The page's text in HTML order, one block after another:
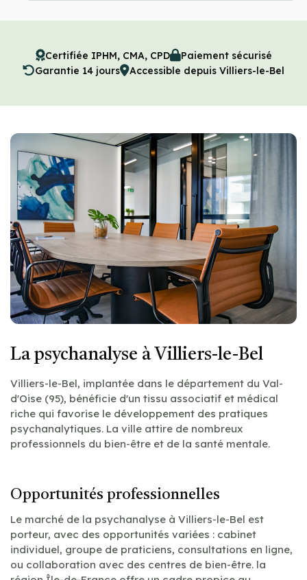
Certifiée IPHM, CMA, CPD
Paiement sécurisé
Garantie 14 jours
Accessible depuis Villiers-le-Bel
La psychanalyse à Villiers-le-Bel
Villiers-le-Bel, implantée dans le département du Val-
d'Oise (95), bénéficie d'un tissu associatif et médical
riche qui favorise le développement des pratiques
psychanalytiques. La ville attire de nombreux
professionnels du bien-être et de la santé mentale.
Opportunités professionnelles
Le marché de la psychanalyse à Villiers-le-Bel est
porteur, avec des opportunités variées : cabinet
individuel, groupe de praticiens, consultations en ligne,
ou collaboration avec des centres de bien-être. la